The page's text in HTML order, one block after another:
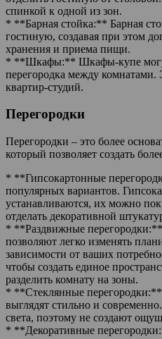
спинкой к одной из зон.
* **Барная стойка:** Барная
гостиную, создавая при этом
хранения и приема пищи.
* **Шкафы:** Шкафы-купе
перегородка между комнатами.
квартир-студий.
Перегородки
Перегородки – это более
который позволяет создать
* **Гипсокартонные
популярных вариантов.
устанавливаются, их можно
отделать декоративной
* **Раздвижные
позволяют легко изменять
зависимости от ваших
чтобы создать единое
разделить комнату на зоны.
* **Стеклянные
выглядят стильно и
света, поэтому не создают
* **Декоративные